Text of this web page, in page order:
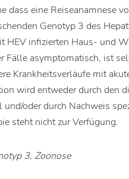
dass eine Reiseanamnese
Genotyp 3 des
HEV infizierten Haus- und
Fälle asymptomatisch, ist
Krankheitsverläufe mit
wird entweder durch den
oder durch Nachweis
steht nicht zur Verfügung.
3, Zoonose